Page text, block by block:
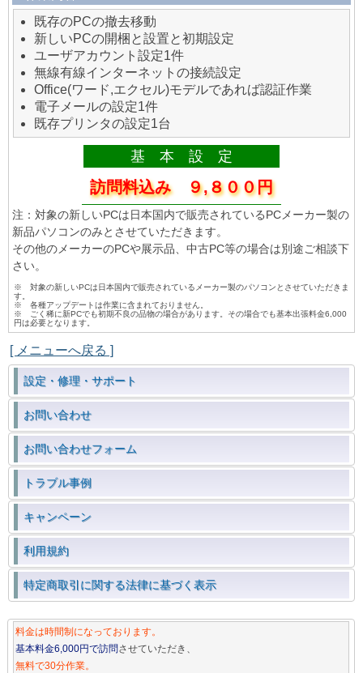
既存のPCの撤去移動
新しいPCの開梱と設置と初期設定
ユーザアカウント設定1件
無線有線インターネットの接続設定
Office(ワード,エクセル)モデルであれば認証作業
電子メールの設定1件
既存プリンタの設定1台
基 本 設 定
訪問料込み ９,８００円
注：対象の新しいPCは日本国内で販売されているPCメーカー製の
新品パソコンのみとさせていただきます。
その他のメーカーのPCや展示品、中古PC等の場合は別途ご相談下
さい。
※ 対象の新しいPCは日本国内で販売されているメーカー製のパソコンとさせていただきま
す。
※ 各種アップデートは作業に含まれておりません。
※ ごく稀に新PCでも初期不良の品物の場合があります。その場合でも基本出張料金6,000
円は必要となります。
[ メニューへ戻る ]
設定・修理・サポート
お問い合わせ
お問い合わせフォーム
トラブル事例
キャンペーン
利用規約
特定商取引に関する法律に基づく表示
料金は時間制になっております。
基本料金6,000円で訪問させていただき、
無料で30分作業。